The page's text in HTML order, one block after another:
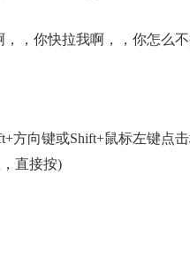
你快拉我啊，，你怎么不
向键或Shift+鼠标左键点击
直接按)